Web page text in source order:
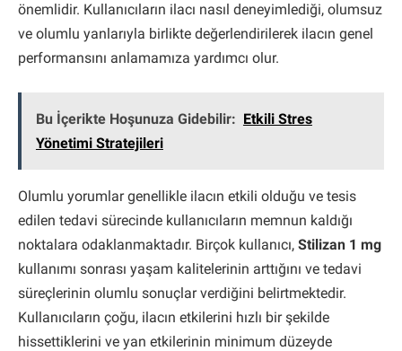
önemlidir. Kullanıcıların ilacı nasıl deneyimlediği, olumsuz
ve olumlu yanlarıyla birlikte değerlendirilerek ilacın genel
performansını anlamamıza yardımcı olur.
Bu İçerikte Hoşunuza Gidebilir: Etkili Stres
Yönetimi Stratejileri
Olumlu yorumlar genellikle ilacın etkili olduğu ve tesis
edilen tedavi sürecinde kullanıcıların memnun kaldığı
noktalara odaklanmaktadır. Birçok kullanıcı, Stilizan 1 mg
kullanımı sonrası yaşam kalitelerinin arttığını ve tedavi
süreçlerinin olumlu sonuçlar verdiğini belirtmektedir.
Kullanıcıların çoğu, ilacın etkilerini hızlı bir şekilde
hissettiklerini ve yan etkilerinin minimum düzeyde